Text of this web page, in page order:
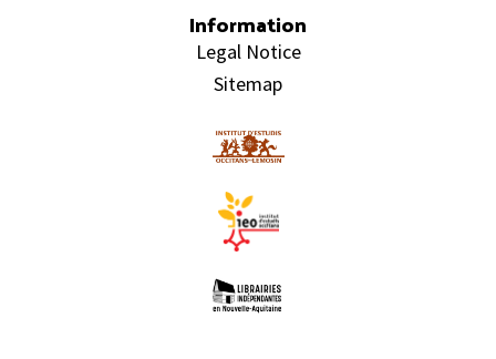
Information
Legal Notice
Sitemap